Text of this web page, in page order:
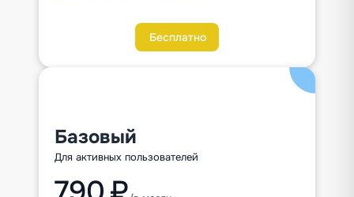
Бесплатно
Базовый
Для активных пользователей